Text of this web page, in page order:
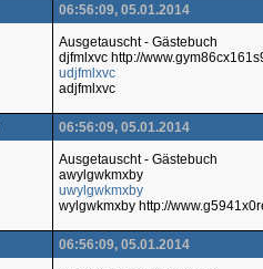
06:56:09, 05.01.2014
Ausgetauscht - Gästebuch
djfmlxvc http://
udjfmlxvc
adjfmlxvc
06:56:09, 05.01.2014
Ausgetauscht - Gästebuch
awylgwkmxby
uwylgwkmxby
wylgwkmxby http://
06:56:09, 05.01.2014